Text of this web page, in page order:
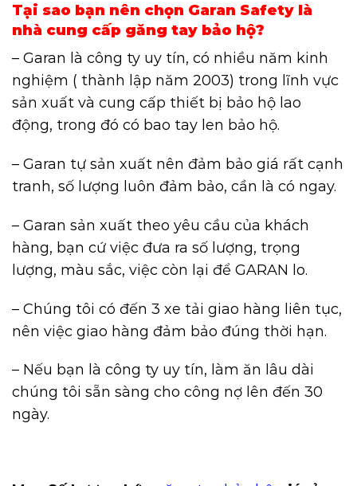
Tại sao bạn nên chọn Garan Safety là
nhà cung cấp găng tay bảo hộ?
– Garan là công ty uy tín, có nhiều năm kinh
nghiệm ( thành lập năm 2003) trong lĩnh vực
sản xuất và cung cấp thiết bị bảo hộ lao
động, trong đó có bao tay len bảo hộ.
– Garan tự sản xuất nên đảm bảo giá rất cạnh
tranh, số lượng luôn đảm bảo, cần là có ngay.
– Garan sản xuất theo yêu cầu của khách
hàng, bạn cứ việc đưa ra số lượng, trọng
lượng, màu sắc, việc còn lại để GARAN lo.
– Chúng tôi có đến 3 xe tải giao hàng liên tục,
nên việc giao hàng đảm bảo đúng thời hạn.
– Nếu bạn là công ty uy tín, làm ăn lâu dài
chúng tôi sẵn sàng cho công nợ lên đến 30
ngày.